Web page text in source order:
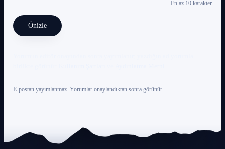
En az 10 karakter
Önizle
E-postan yayımlanmaz. Yorumlar onaylandıktan sonra görünür.